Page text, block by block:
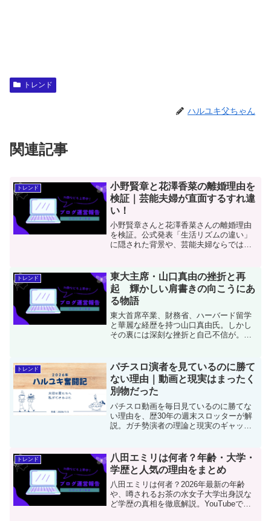
トレンド
ハルユキ父ちゃん
関連記事
トレンド
小野賢章と花澤香菜の離婚理由を
検証｜芸能夫婦が直面するすれ違
い！
小野賢章さんと花澤香菜さんの離婚理由
を検証。公式発表「生活リズムの違い」
に隠された背景や、芸能夫婦ならではの
トレンド
東大主席・山口真由の挫折と再
起 輝かしい肩書きの向こうにあ
る物語
東大首席卒業、財務省、ハーバード留学
と華麗な経歴を持つ山口真由氏。しかし
その裏には深刻な挫折と自己不信が。官
ーマンが学ぶべき再起の物語を詳しく解
説します。再試行Claudeは間違えること
があります。回答内容を必ずご確認くだ
さい。
トレンド
パチスロ演者を見ているのに勝て
ない理由｜動画と現実はまったく
別物だった
パチスロ動画を毎日見ているのに勝てな
い理由を、歴30年の週末スロッターが解
説。ガチ勢演者の理論と現実のギャッ
術介入機の魅力など、長く趣味として続
けるコツを伝授！
トレンド
八田エミリは何者？年齢・大学・
学歴と人気の理由をまとめ
八田エミリは何者？2026年最新の年齢
や、噂されるお茶の水女子大学出身説な
ど学歴の真相を徹底解説。YouTubeで注